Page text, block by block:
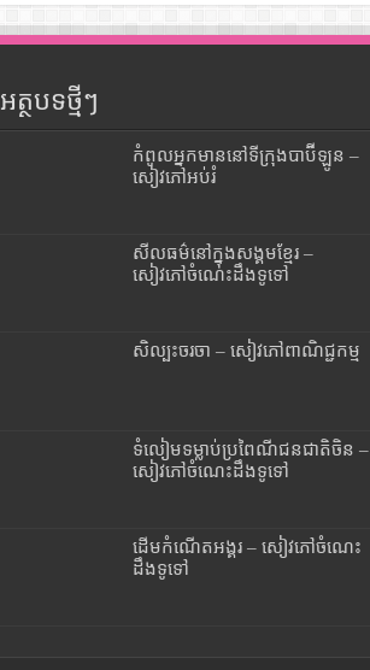
អត្ថបទថ្មីៗ
កំពូលអ្នកមាននៅទីក្រុងបាប៊ីឡូន –
សៀវភៅអប់រំ
សីលធម៌នៅក្នុងសង្គមខ្មែរ –
សៀវភៅចំណេះដឹងទូទៅ
សិល្បះចរចា – សៀវភៅពាណិជ្ជកម្ម
ទំលៀមទម្លាប់ប្រពៃណីជនជាតិចិន –
សៀវភៅចំណេះដឹងទូទៅ
ដើមកំណើតអង្គរ – សៀវភៅចំណេះ
ដឹងទូទៅ